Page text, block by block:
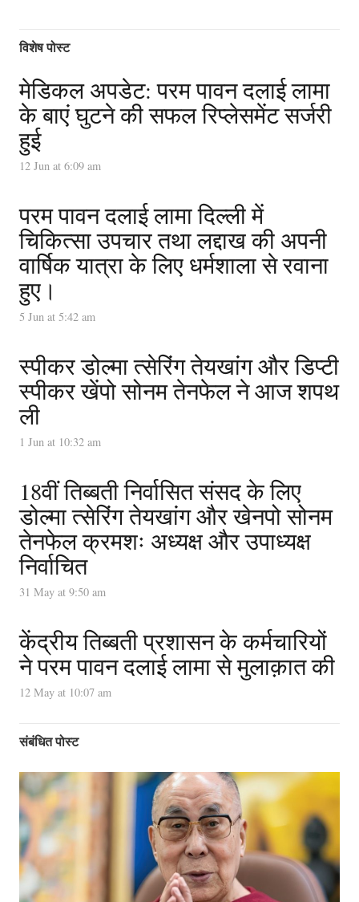
विशेष पोस्ट
मेडिकल अपडेट: परम पावन दलाई लामा
के बाएं घुटने की सफल रिप्लेसमेंट सर्जरी
हुई
12 Jun at 6:09 am
परम पावन दलाई लामा दिल्ली में
चिकित्सा उपचार तथा लद्दाख की अपनी
वार्षिक यात्रा के लिए धर्मशाला से रवाना
हुए।
5 Jun at 5:42 am
स्पीकर डोल्मा त्सेरिंग तेयखांग और डिप्टी
स्पीकर खेंपो सोनम तेनफेल ने आज शपथ
ली
1 Jun at 10:32 am
18वीं तिब्बती निर्वासित संसद के लिए
डोल्मा त्सेरिंग तेयखांग और खेनपो सोनम
तेनफेल क्रमशः अध्यक्ष और उपाध्यक्ष
निर्वाचित
31 May at 9:50 am
केंद्रीय तिब्बती प्रशासन के कर्मचारियों
ने परम पावन दलाई लामा से मुलाक़ात की
12 May at 10:07 am
संबंधित पोस्ट